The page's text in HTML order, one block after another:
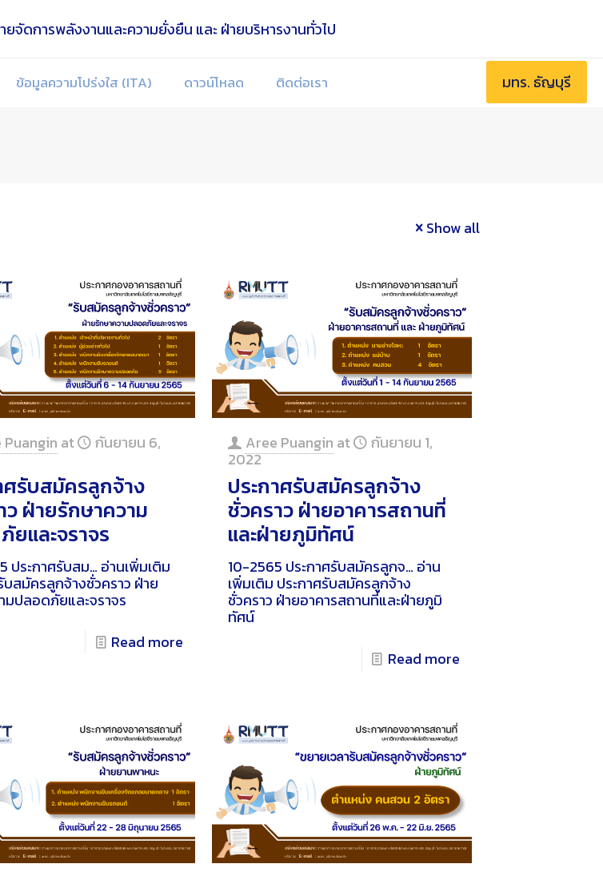
ข้อมูลความโปร่งใส (ITA) ดาวน์โหลด ติดต่อเรา มทร. ธัญบุรี
Show all
Puangin at กันยายน 6,
ศรับสมัครลูกจ้าง
ว ฝ่ายรักษาความ
ยและจราจร
ประกาศรับสม… อ่านเพิ่มเติม
บสมัครลูกจ้างชั่วคราว ฝ่าย
มปลอดภัยและจราจร
Read more
Aree Puangin at กันยายน 1,
2022
ประกาศรับสมัครลูกจ้าง
ชั่วคราว ฝ่ายอาคารสถานที่
และฝ่ายภูมิทัศน์
10-2565 ประกาศรับสมัครลูกจ… อ่าน
เพิ่มเติม ประกาศรับสมัครลูกจ้าง
ชั่วคราว ฝ่ายอาคารสถานที่และฝ่ายภูมิ
ทัศน์
Read more